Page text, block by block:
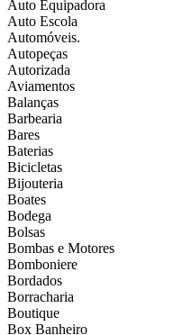
Auto Equipadora
Auto Escola
Automóveis.
Autopeças
Autorizada
Aviamentos
Balanças
Barbearia
Bares
Baterias
Bicicletas
Bijouteria
Boates
Bodega
Bolsas
Bombas e Motores
Bomboniere
Bordados
Borracharia
Boutique
Box Banheiro